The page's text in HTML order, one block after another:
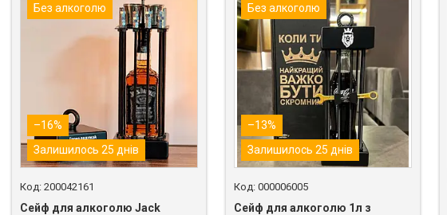
Без алкоголю
–16%
Залишилось 25 днів
200042161
Сейф для алкоголю Jack
Без алкоголю
–13%
Залишилось 25 днів
000006005
Сейф для алкоголю 1л з